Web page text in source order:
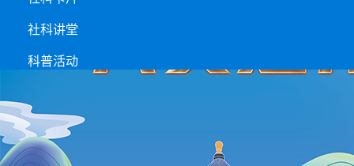
社科讲堂
科普活动